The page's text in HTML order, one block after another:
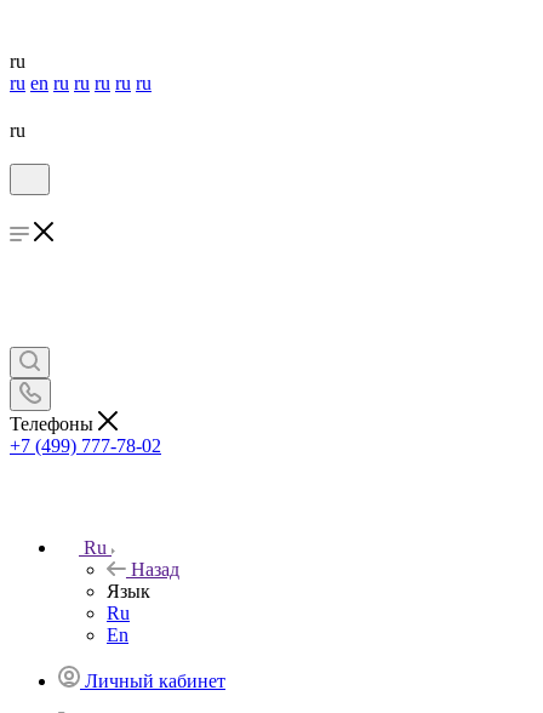
ru
ru en ru ru ru ru ru
ru
Телефоны
+7 (499) 777-78-02
Ru
Назад
Язык
Ru
En
Личный кабинет